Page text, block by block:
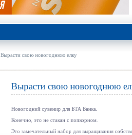
Вырасти свою новогоднюю елку
Вырасти свою новогоднюю
Новогодний сувенир для БТА Банка.
Конечно, это не стакан с попкорном.
Это замечательный набор для выращивания